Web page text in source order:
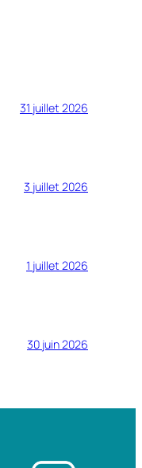
31 juillet 2026
3 juillet 2026
1 juillet 2026
30 juin 2026